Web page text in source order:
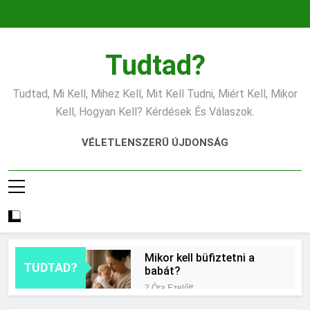
Tudtad?
Tudtad, Mi Kell, Mihez Kell, Mit Kell Tudni, Miért Kell, Mikor
Kell, Hogyan Kell? Kérdések És Válaszok.
VÉLETLENSZERŰ ÚJDONSÁG
TUDTAD?
Mikor kell büfiztetni a
babát?
2 Óra Ezelőtt